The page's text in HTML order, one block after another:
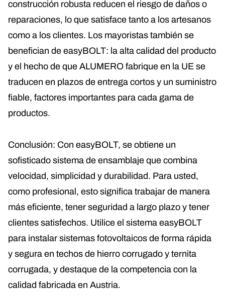
construcción robusta reducen el riesgo de daños o
reparaciones, lo que satisface tanto a los artesanos
como a los clientes. Los mayoristas también se
benefician de easyBOLT: la alta calidad del producto
y el hecho de que ALUMERO fabrique en la UE se
traducen en plazos de entrega cortos y un suministro
fiable, factores importantes para cada gama de
productos.
Conclusión: Con easyBOLT, se obtiene un
sofisticado sistema de ensamblaje que combina
velocidad, simplicidad y durabilidad. Para usted,
como profesional, esto significa trabajar de manera
más eficiente, tener seguridad a largo plazo y tener
clientes satisfechos. Utilice el sistema easyBOLT
para instalar sistemas fotovoltaicos de forma rápida
y segura en techos de hierro corrugado y ternita
corrugada, y destaque de la competencia con la
calidad fabricada en Austria.